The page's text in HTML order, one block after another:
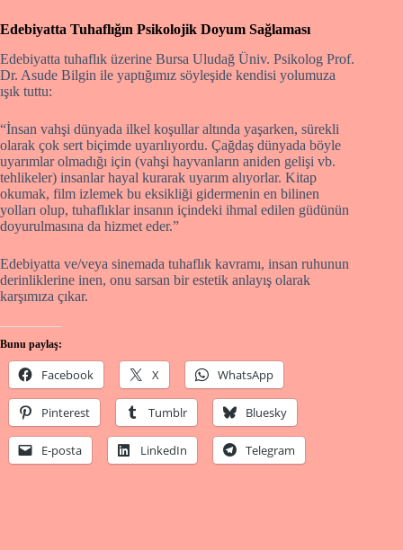
Edebiyatta Tuhaflığın Psikolojik Doyum Sağlaması
Edebiyatta tuhaflık üzerine Bursa Uludağ Üniv. Psikolog Prof.
Dr. Asude Bilgin ile yaptığımız söyleşide kendisi yolumuza
ışık tuttu:
“İnsan vahşi dünyada ilkel koşullar altında yaşarken, sürekli
olarak çok sert biçimde uyarılıyordu. Çağdaş dünyada böyle
uyarımlar olmadığı için (vahşi hayvanların aniden gelişi vb.
tehlikeler) insanlar hayal kurarak uyarım alıyorlar. Kitap
okumak, film izlemek bu eksikliği gidermenin en bilinen
yolları olup, tuhaflıklar insanın içindeki ihmal edilen güdünün
doyurulmasına da hizmet eder.”
Edebiyatta ve/veya sinemada tuhaflık kavramı, insan ruhunun
derinliklerine inen, onu sarsan bir estetik anlayış olarak
karşımıza çıkar.
Bunu paylaş:
Facebook X WhatsApp
Pinterest Tumblr Bluesky
E-posta LinkedIn Telegram